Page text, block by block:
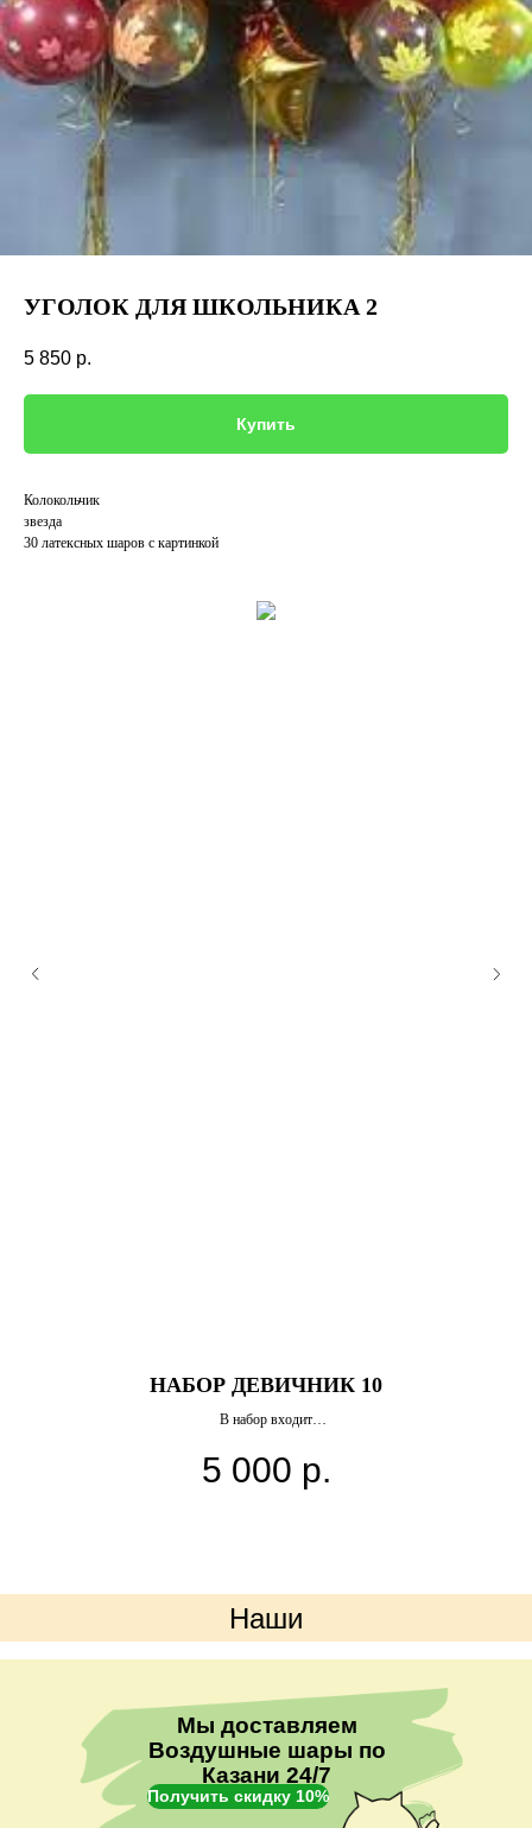
УГОЛОК ДЛЯ ШКОЛЬНИКА 2
5 850 р.
Купить
Колокольчик
звезда
30 латексных шаров с картинкой
НАБОР ДЕВИЧНИК 10
В набор входит
шар бабблс с индивидуальной надписью
фигура кольцо бриллиант
5 000 р.
Наши
преимущества
Мы доставляем
Воздушные шары по
Казани 24/7
Получить скидку 10%